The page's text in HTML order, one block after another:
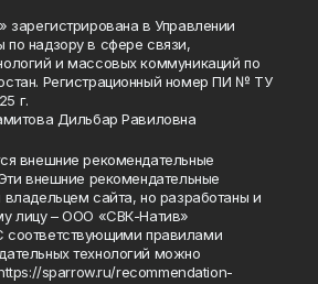
зарегистрирована в Управлении
надзору в сфере связи,
и массовых коммуникаций по
Регистрационный номер ПИ № ТУ
г.
Дильбар Равиловна
внешние рекомендательные
внешние рекомендательные
владельцем сайта, но разработаны и
лицу – ООО «СВК-Натив»
соответствующими правилами
технологий можно
sparrow.ru/recommendation-